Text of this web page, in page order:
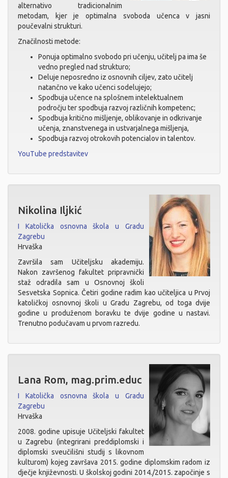
alternativo tradicionalnim
metodam, kjer je optimalna svoboda učenca v jasni
poučevalni strukturi.
Značilnosti metode:
Ponuja optimalno svobodo pri učenju, učitelj pa ima še
vedno pregled nad strukturo;
Deluje neposredno iz osnovnih ciljev, zato učitelj
natančno ve kako učenci sodelujejo;
Spodbuja učence na splošnem intelektualnem
področju ter spodbuja razvoj različnih kompetenc;
Spodbuja kritično mišljenje, oblikovanje in odkrivanje
učenja, znanstvenega in ustvarjalnega mišljenja,
Spodbuja razvoj otrokovih potencialov in talentov.
YouTube predstavitev
Nikolina Iljkić
I Katolička osnovna škola u Gradu
Zagrebu
Hrvaška
Završila sam Učiteljsku akademiju.
Nakon završenog fakultet pripravnički
staž odradila sam u Osnovnoj školi
Sesvetska Sopnica. Četiri godine radim kao učiteljica u Prvoj
katoličkoj osnovnoj školi u Gradu Zagrebu, od toga dvije
godine u produženom boravku te dvije godine u nastavi.
Trenutno podučavam u prvom razredu.
Lana Rom, mag.prim.educ
I Katolička osnovna škola u Gradu
Zagrebu
Hrvaška
2008. godine upisuje Učiteljski fakultet
u Zagrebu (integrirani preddiplomski i
diplomski sveučilišni studij s likovnom
kulturom) kojeg završava 2015. godine diplomskim radom iz
dječje književnosti. U školskoj godini 2014./2015. započinje s